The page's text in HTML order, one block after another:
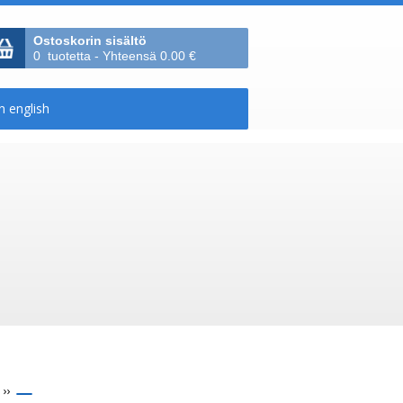
Ostoskorin sisältö
0 tuotetta - Yhteensä 0.00 €